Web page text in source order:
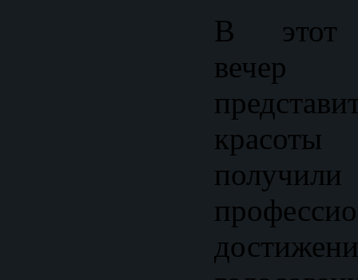
В этот
вечер